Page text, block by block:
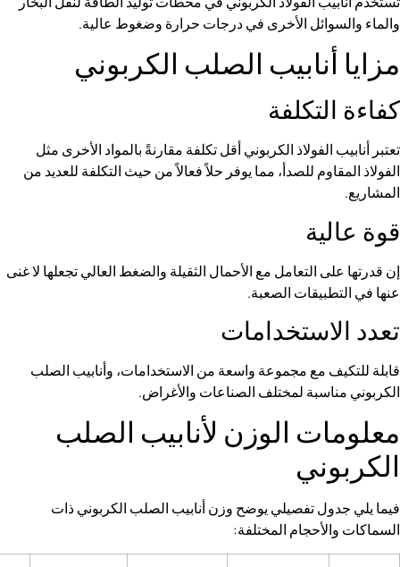
الأخرى في درجات حرارة وضغوط عالية.
الصلب الكربوني
الكربوني أقل تكلفة مقارنةً بالمواد الأخرى مثل
للصدأ، مما يوفر حلاً فعالاً من حيث التكلفة للعديد من
التعامل مع الأحمال الثقيلة والضغط العالي تجعلها لا غنى
الصعبة.
مع مجموعة واسعة من الاستخدامات، وأنابيب الصلب
لمختلف الصناعات والأغراض.
الوزن لأنابيب الصلب
تفصيلي يوضح وزن أنابيب الصلب الكربوني ذات
المختلفة: